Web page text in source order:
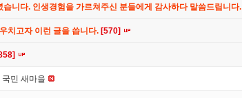
니다. 인생경험을 가르쳐주신 분들에게 감사하다 말씀드립니다.
치고자 이런 글을 씁니다. [570]
민 새마을